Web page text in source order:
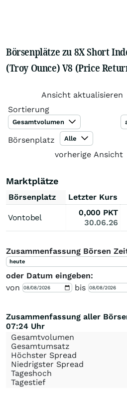
Börsenplätze zu 8X Short
(Troy Ounce) V8 (Price
Ansicht aktualisieren
Sortierung
Gesamtvolumen
Börsenplatz Alle
vorherige Ansicht
Marktplätze
Börsenplatz Letzter Kurs
Vontobel
0,000 PKT
30.06.26
Zusammenfassung Börsen
heute
oder Datum eingeben:
von
bis
Zusammenfassung aller
07:24 Uhr
Gesamtvolumen
Gesamtumsatz
Höchster Spread
Niedrigster Spread
Tageshoch
Tagestief